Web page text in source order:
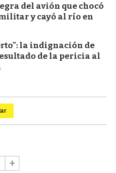
del avión que chocó
y cayó al río en
la indignación de
de la pericia al